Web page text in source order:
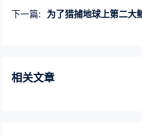
下一篇:
为了猎捕地球上第二大鲸鱼
相关文章